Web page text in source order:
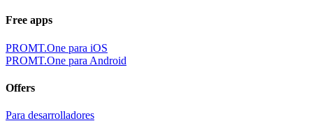
Free apps
PROMT.One para iOS
PROMT.One para Android
Offers
Para desarrolladores